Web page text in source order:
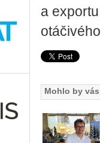
a
Mohlo by